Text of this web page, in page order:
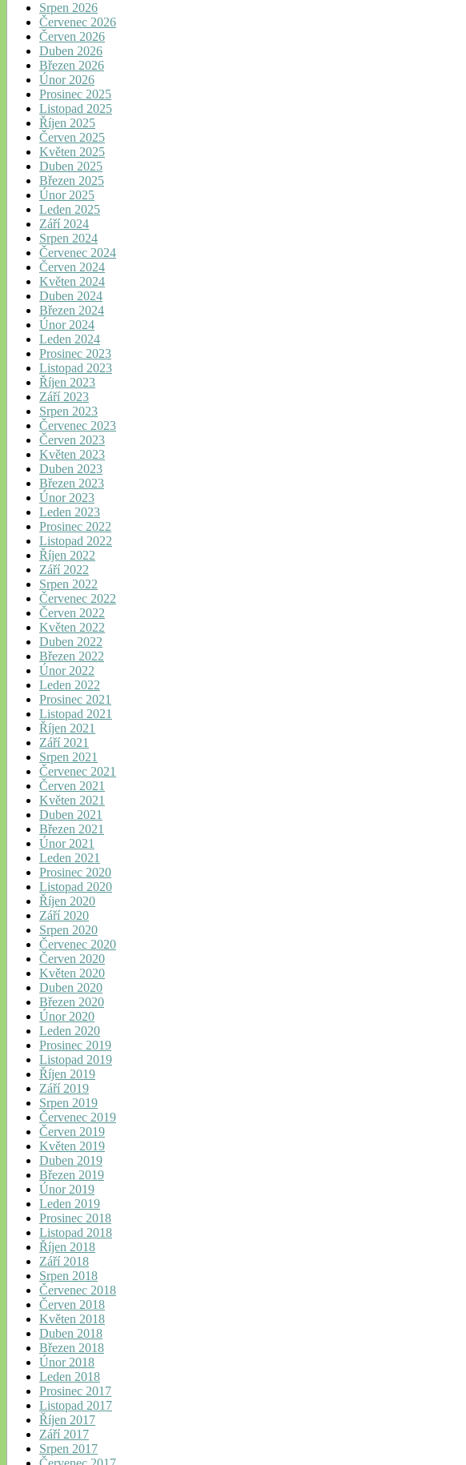
Srpen 2026
Červenec 2026
Červen 2026
Duben 2026
Březen 2026
Únor 2026
Prosinec 2025
Listopad 2025
Říjen 2025
Červen 2025
Květen 2025
Duben 2025
Březen 2025
Únor 2025
Leden 2025
Září 2024
Srpen 2024
Červenec 2024
Červen 2024
Květen 2024
Duben 2024
Březen 2024
Únor 2024
Leden 2024
Prosinec 2023
Listopad 2023
Říjen 2023
Září 2023
Srpen 2023
Červenec 2023
Červen 2023
Květen 2023
Duben 2023
Březen 2023
Únor 2023
Leden 2023
Prosinec 2022
Listopad 2022
Říjen 2022
Září 2022
Srpen 2022
Červenec 2022
Červen 2022
Květen 2022
Duben 2022
Březen 2022
Únor 2022
Leden 2022
Prosinec 2021
Listopad 2021
Říjen 2021
Září 2021
Srpen 2021
Červenec 2021
Červen 2021
Květen 2021
Duben 2021
Březen 2021
Únor 2021
Leden 2021
Prosinec 2020
Listopad 2020
Říjen 2020
Září 2020
Srpen 2020
Červenec 2020
Červen 2020
Květen 2020
Duben 2020
Březen 2020
Únor 2020
Leden 2020
Prosinec 2019
Listopad 2019
Říjen 2019
Září 2019
Srpen 2019
Červenec 2019
Červen 2019
Květen 2019
Duben 2019
Březen 2019
Únor 2019
Leden 2019
Prosinec 2018
Listopad 2018
Říjen 2018
Září 2018
Srpen 2018
Červenec 2018
Červen 2018
Květen 2018
Duben 2018
Březen 2018
Únor 2018
Leden 2018
Prosinec 2017
Listopad 2017
Říjen 2017
Září 2017
Srpen 2017